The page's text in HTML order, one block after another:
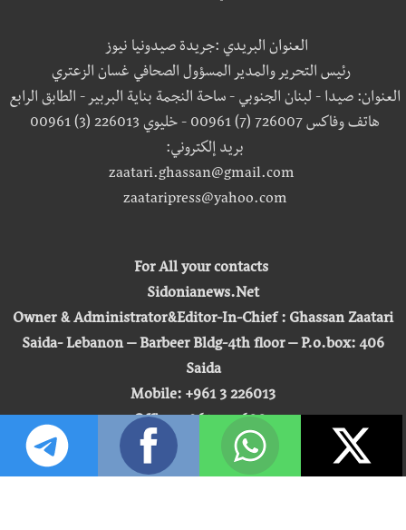
العنوان البريدي :جريدة صيدونيا نيوز
رئيس التحرير والمدير المسؤول الصحافي غسان الزعتري
العنوان: صيدا - لبنان الجنوبي - ساحة النجمة بناية البربير - الطابق الرابع
هاتف وفاكس 726007 (7) 00961 - خليوي 226013 (3) 00961
بريد إلكتروني:
zaatari.ghassan@gmail.com
zaataripress@yahoo.com
For All your contacts
Sidonianews.Net
Owner & Administrator&Editor-In-Chief : Ghassan Zaatari
Saida- Lebanon – Barbeer Bldg-4th floor – P.o.box: 406
Saida
Mobile: +961 3 226013
Office: +961 7 726007
Email:
zaatari.ghassan@gmail.com